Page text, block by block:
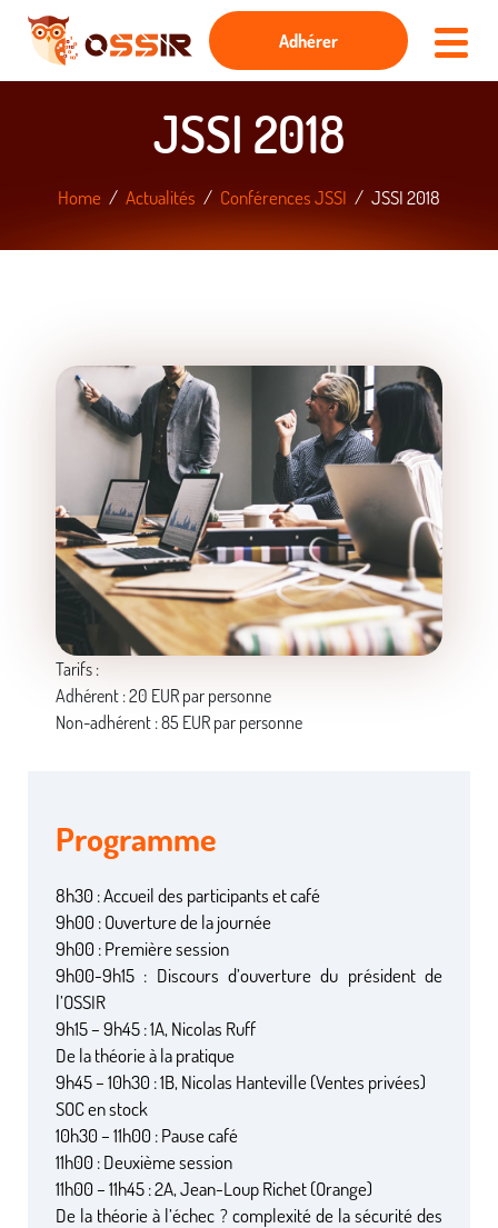
Adhérer
JSSI 2018
Home Actualités Conférences JSSI JSSI 2018
Tarifs :
Adhérent : 20 EUR par personne
Non-adhérent : 85 EUR par personne
Programme
8h30 : Accueil des participants et café
9h00 : Ouverture de la journée
9h00 : Première session
9h00-9h15 : Discours d’ouverture du président de
l’OSSIR
9h15 – 9h45 : 1A, Nicolas Ruff
De la théorie à la pratique
9h45 – 10h30 : 1B, Nicolas Hanteville (Ventes privées)
SOC en stock
10h30 – 11h00 : Pause café
11h00 : Deuxième session
11h00 – 11h45 : 2A, Jean-Loup Richet (Orange)
De la théorie à l’échec ? complexité de la sécurité des